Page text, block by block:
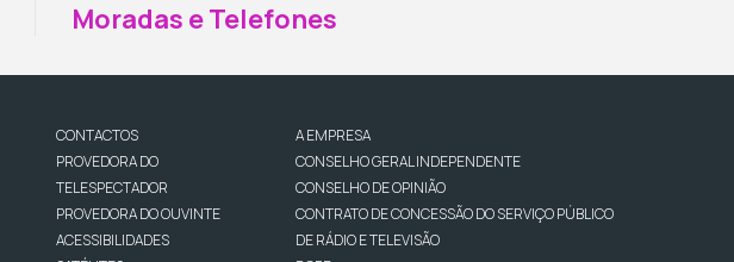
Moradas e Telefones
CONTACTOS
PROVEDORA DO
TELESPECTADOR
PROVEDORA DO OUVINTE
ACESSIBILIDADES
A EMPRESA
CONSELHO GERAL INDEPENDENTE
CONSELHO DE OPINIÃO
CONTRATO DE CONCESSÃO DO SERVIÇO PÚBLICO
DE RÁDIO E TELEVISÃO